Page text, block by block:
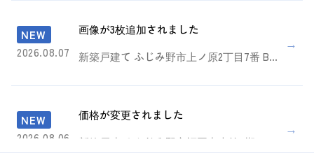
NEW
2026.08.07
画像が3枚追加されました
新築戸建て ふじみ野市上ノ原2丁目7番 B号棟
→
NEW
2026.08.06
価格が変更されました
新築戸建て ふじみ野市福岡中央第7期
→